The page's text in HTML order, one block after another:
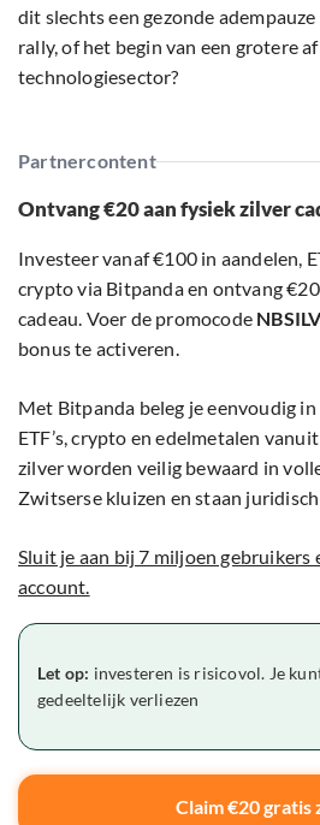
dit slechts een gezonde
rally, of het begin van een grotere
technologiesector?
Partnercontent
Ontvang €20 aan fysiek zilver
Investeer vanaf €100 in aandelen,
crypto via Bitpanda en ontvang
cadeau. Voer de promocode
bonus te activeren.
Met Bitpanda beleg je eenvoudig
ETF’s, crypto en edelmetalen
zilver worden veilig bewaard in
Zwitserse kluizen en staan
Sluit je aan bij 7 miljoen gebruikers
account.
Let op: investeren is risicovol. Je
gedeeltelijk verliezen
Claim €20 gratis